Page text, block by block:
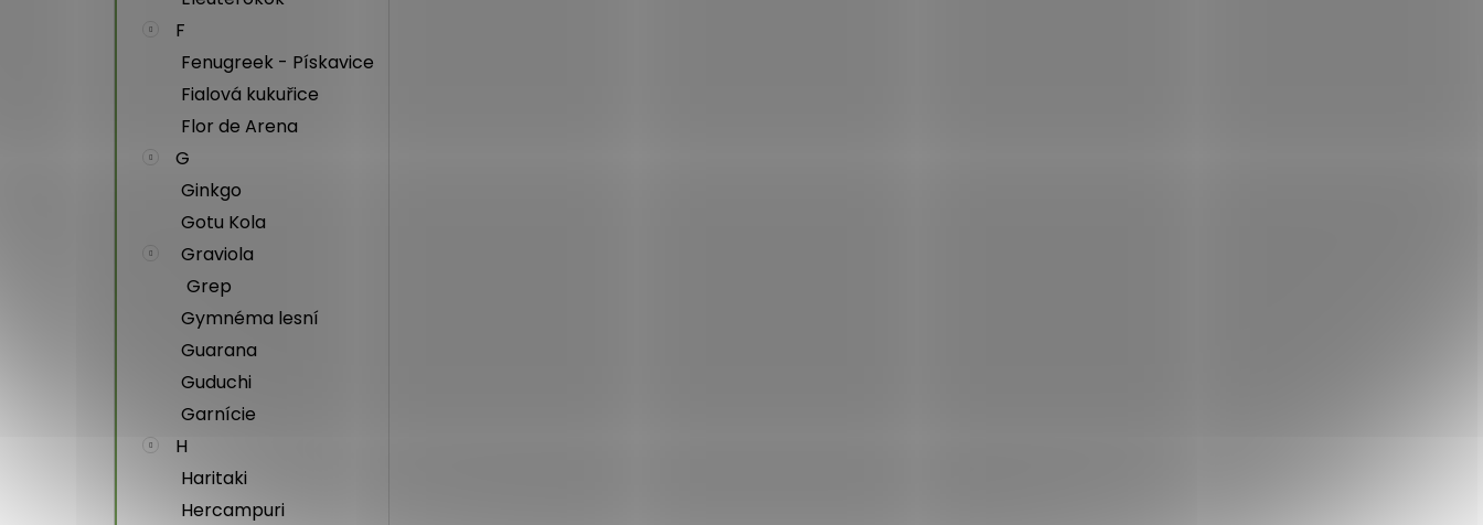
F
Fenugreek - Pískavice
Fialová kukuřice
Flor de Arena
G
Ginkgo
Gotu Kola
Graviola
Grep
Gymnéma lesní
Guarana
Guduchi
Garnície
H
Haritaki
Hercampuri